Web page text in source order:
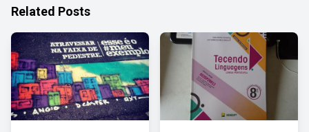
Related Posts